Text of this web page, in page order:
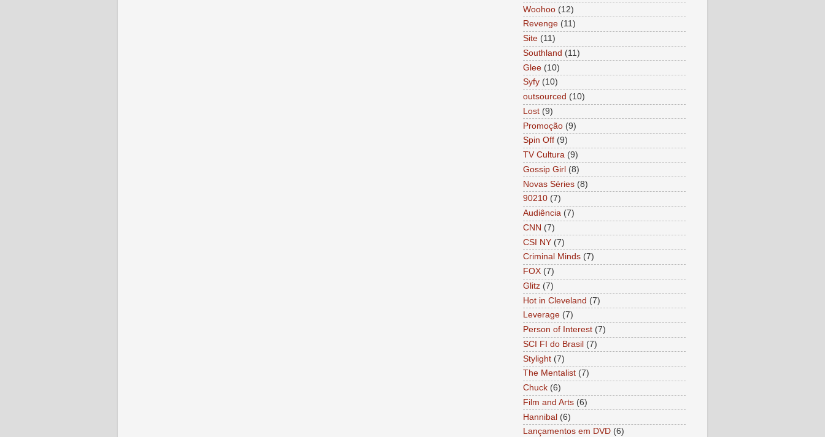
Woohoo (12)
Revenge (11)
Site (11)
Southland (11)
Glee (10)
Syfy (10)
outsourced (10)
Lost (9)
Promoção (9)
Spin Off (9)
TV Cultura (9)
Gossip Girl (8)
Novas Séries (8)
90210 (7)
Audiência (7)
CNN (7)
CSI NY (7)
Criminal Minds (7)
FOX (7)
Glitz (7)
Hot in Cleveland (7)
Leverage (7)
Person of Interest (7)
SCI FI do Brasil (7)
Stylight (7)
The Mentalist (7)
Chuck (6)
Film and Arts (6)
Hannibal (6)
Lançamentos em DVD (6)